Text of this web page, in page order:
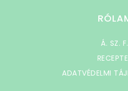
Á. SZ. F.
ADATVÉDELMI